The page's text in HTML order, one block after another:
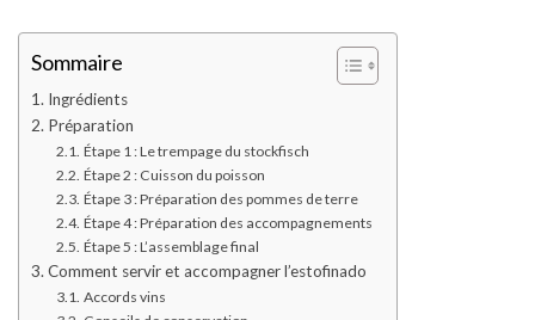
Sommaire
Ingrédients
Préparation
Étape 1 : Le trempage du stockfisch
Étape 2 : Cuisson du poisson
Étape 3 : Préparation des pommes de terre
Étape 4 : Préparation des accompagnements
Étape 5 : L’assemblage final
Comment servir et accompagner l’estofinado
Accords vins